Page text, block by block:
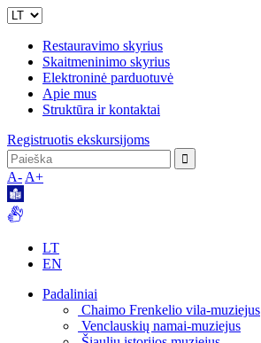
Restauravimo skyrius
Skaitmeninimo skyrius
Elektroninė parduotuvė
Apie mus
Struktūra ir kontaktai
Registruotis ekskursijoms
A- A+
LT
EN
Padaliniai
Chaimo Frenkelio vila-muziejus
Venclauskių namai-muziejus